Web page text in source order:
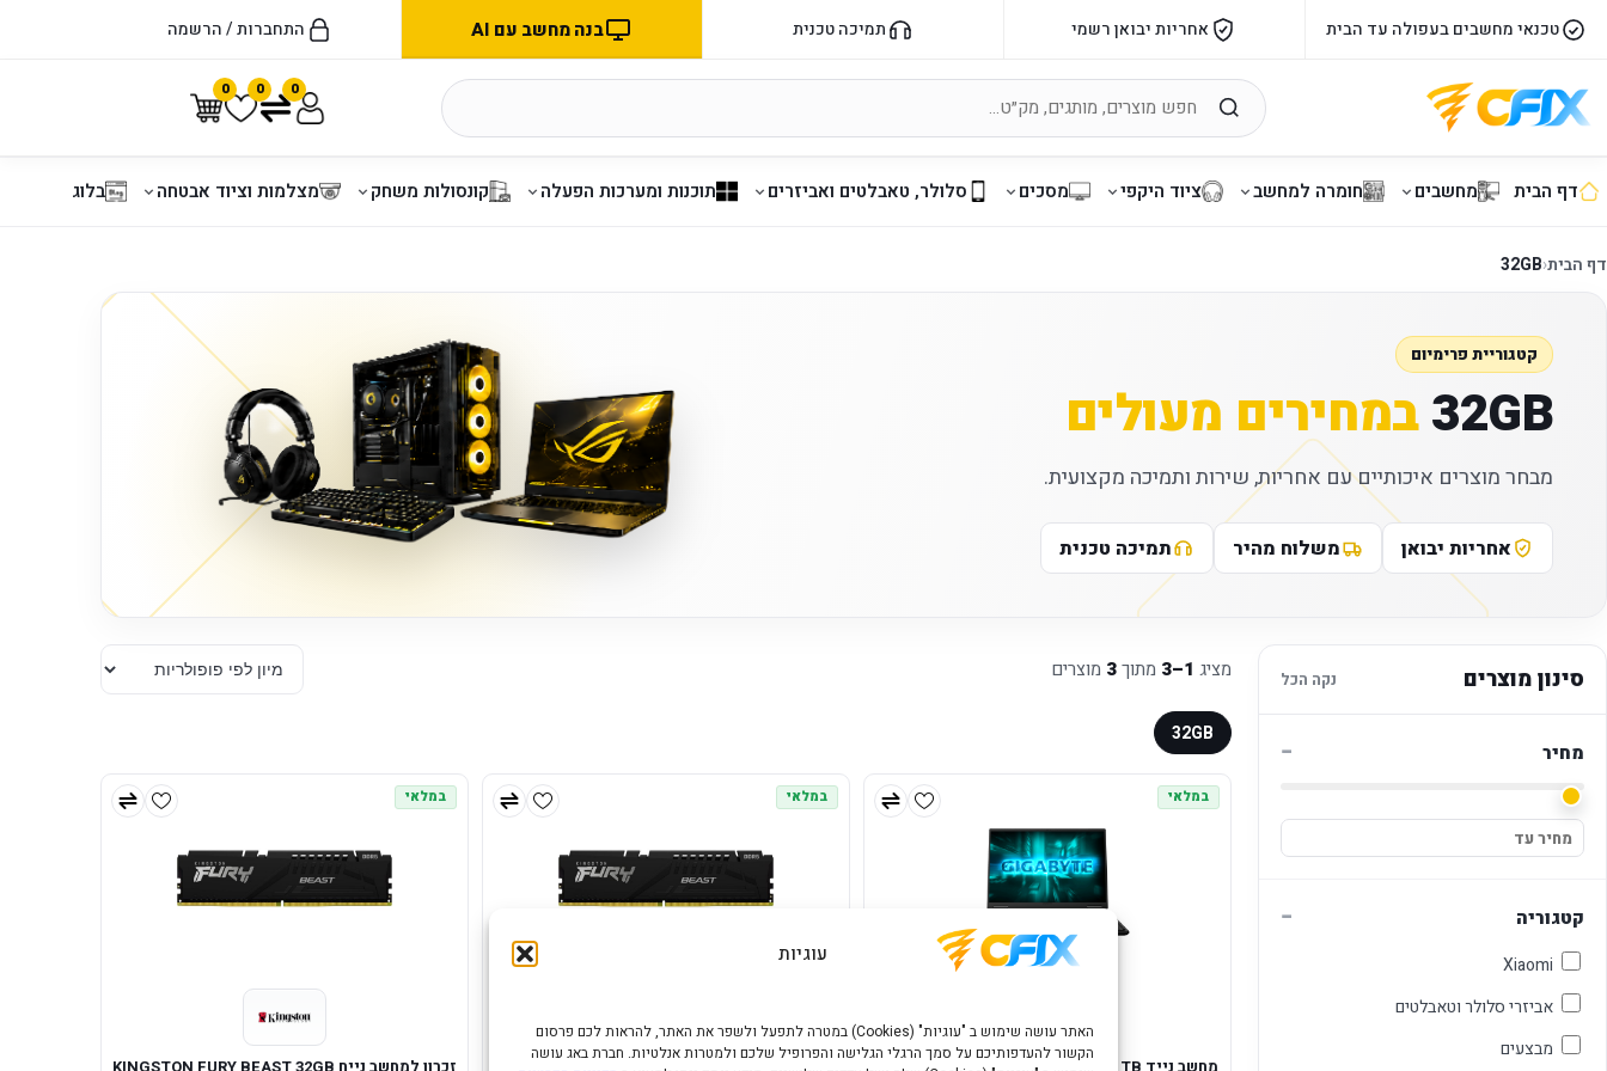
עוגיות
האתר עושה שימוש ב "עוגיות" (Cookies) במטרה לתפעל ולשפר את האתר, להראות לכם פרסום
הקשור להעדפותיכם על סמך הרגלי הגלישה והפרופיל שלכם ולמטרות אנלטיות. חברת באג עושה
טכנאי מחשבים בעפולה עד הבית אחריות יבואן רשמי תמיכה טכנית בנה מחשב עם AI התחברות / הרשמה
0 0 0
דף הבית מחשבים חומרה למחשב ציוד היקפי מסכים סלולר, טאבלטים ואביזרים תוכנות ומערכות הפעלה קונסולות משחק מצלמות וציוד אבטחה בלוג
דף הבית‹
32GB
קטגוריית פרימיום
32GBבמחירים מעולים
מבחר מוצרים איכותיים עם אחריות, שירות ותמיכה מקצועית.
אחריות יבואן משלוח מהיר תמיכה טכנית
סינון מוצרים נקה הכל
מחיר −
קטגוריה −
אביזרי סלולר וטאבלטים
מבצעים
מציג 1–3 מתוך3 מוצרים
32GB
במלאי במלאי במלאי